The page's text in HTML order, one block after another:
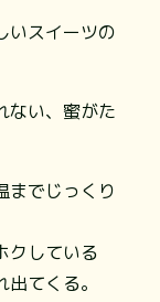
いスイーツの
ない、蜜がた
までじっくり
クしている
てくる。